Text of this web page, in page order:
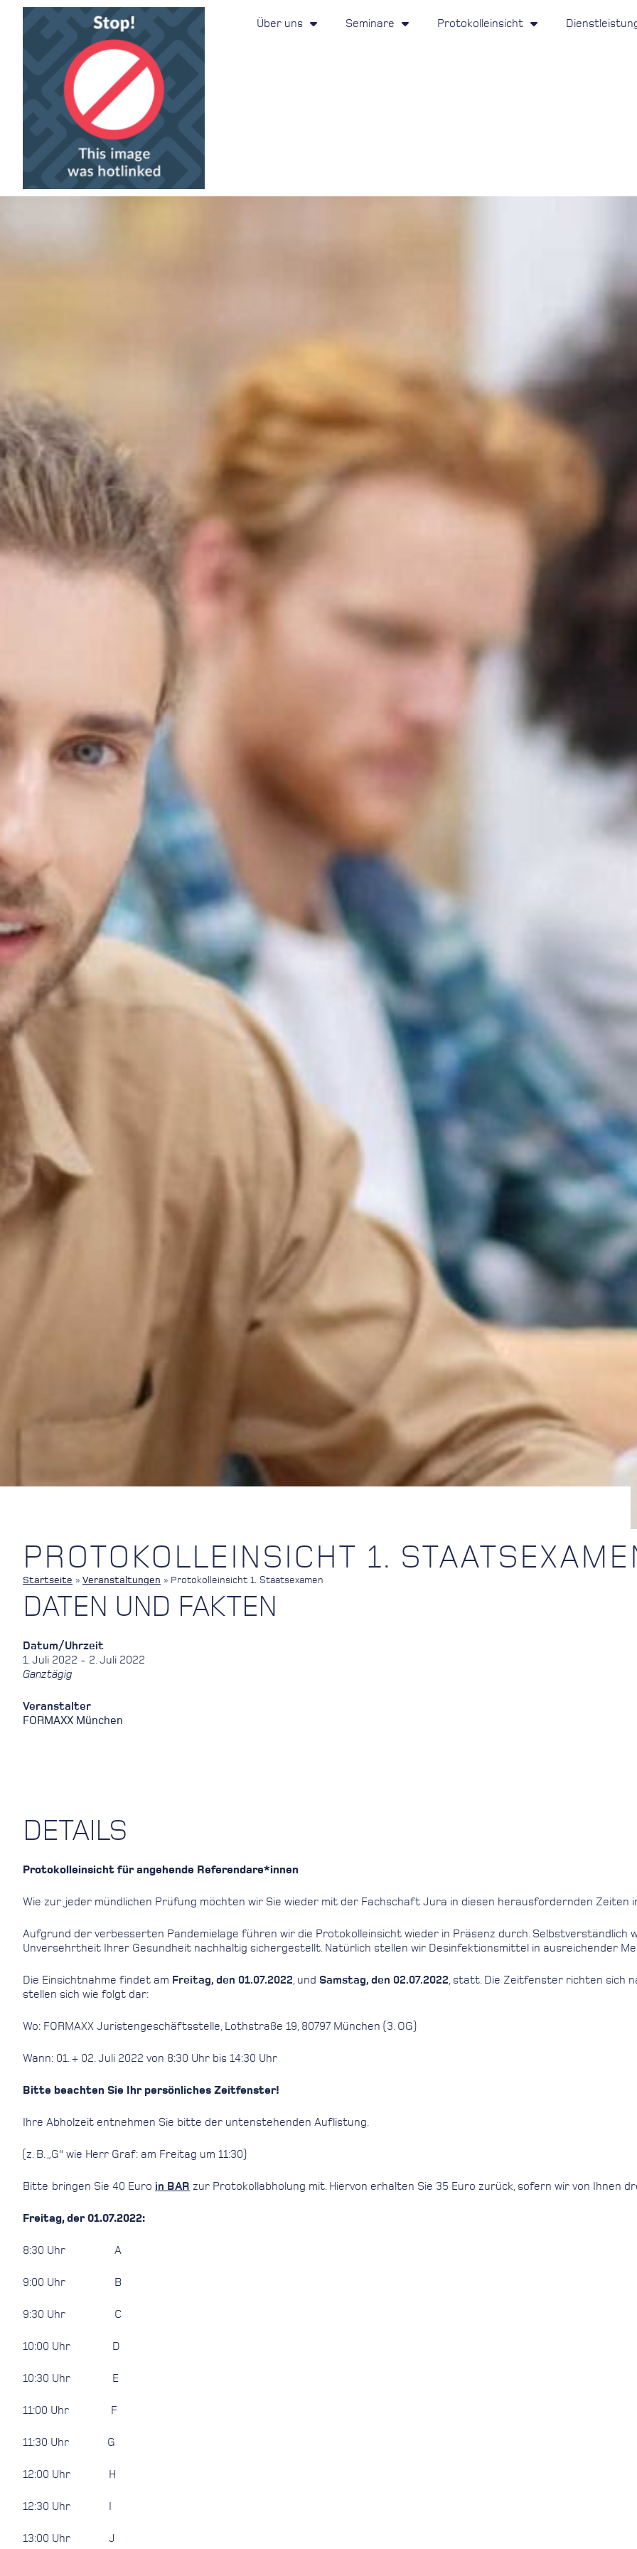
Über uns Seminare Protokolleinsicht
PROTOKOLLEINSICHT 1.
Startseite » Veranstaltungen » Protokolleinsicht 1. Staatsexamen
DATEN UND FAKTEN
Datum/Uhrzeit
1. Juli 2022 - 2. Juli 2022
Ganztägig
Veranstalter
FORMAXX München
DETAILS
Protokolleinsicht für angehende Referendare*innen
Wie zur jeder mündlichen Prüfung möchten wir Sie wieder mit der Fachschaft Jura in diesen herausfordernden
Aufgrund der verbesserten Pandemielage führen wir die Protokolleinsicht wieder in Präsenz durch. Selbstverständlich
Unversehrtheit Ihrer Gesundheit nachhaltig sichergestellt. Natürlich stellen wir Desinfektionsmittel in ausreichender
Die Einsichtnahme findet am Freitag, den 01.07.2022 , und Samstag, den 02.07.2022 , statt. Die Zeitfenster richten sich
stellen sich wie folgt dar:
Wo: FORMAXX Juristengeschäftsstelle, Lothstraße 19, 80797 München (3. OG)
Wann: 01. + 02. Juli 2022 von 8:30 Uhr bis 14:30 Uhr
Bitte beachten Sie Ihr persönliches Zeitfenster!
Ihre Abholzeit entnehmen Sie bitte der untenstehenden Auflistung.
(z. B. „G“ wie Herr Graf: am Freitag um 11:30)
Bitte bringen Sie 40 Euro in BAR zur Protokollabholung mit. Hiervon erhalten Sie 35 Euro zurück, sofern wir von Ihnen
Freitag, der 01.07.2022:
8:30 Uhr A
9:00 Uhr B
9:30 Uhr C
10:00 Uhr D
10:30 Uhr E
11:00 Uhr F
11:30 Uhr G
12:00 Uhr H
12:30 Uhr I
13:00 Uhr J